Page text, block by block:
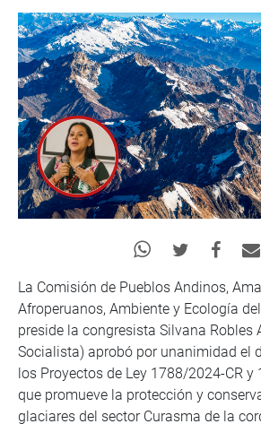
La Comisión de Pueblos Andinos,
Afroperuanos, Ambiente y Ecología
preside la congresista Silvana Robles
Socialista) aprobó por unanimidad el
los Proyectos de Ley 1788/2024-CR y
que promueve la protección y
glaciares del sector Curasma de la